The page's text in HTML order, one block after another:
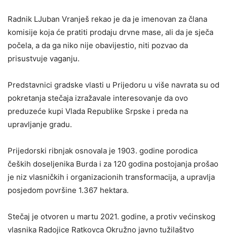
Radnik LJuban Vranješ rekao je da je imenovan za člana
komisije koja će pratiti prodaju drvne mase, ali da je sječa
počela, a da ga niko nije obavijestio, niti pozvao da
prisustvuje vaganju.
Predstavnici gradske vlasti u Prijedoru u više navrata su od
pokretanja stečaja izražavale interesovanje da ovo
preduzeće kupi Vlada Republike Srpske i preda na
upravljanje gradu.
Prijedorski ribnjak osnovala je 1903. godine porodica
čeških doseljenika Burda i za 120 godina postojanja prošao
je niz vlasničkih i organizacionih transformacija, a upravlja
posjedom površine 1.367 hektara.
Stečaj je otvoren u martu 2021. godine, a protiv većinskog
vlasnika Radojice Ratkovca Okružno javno tužilaštvo